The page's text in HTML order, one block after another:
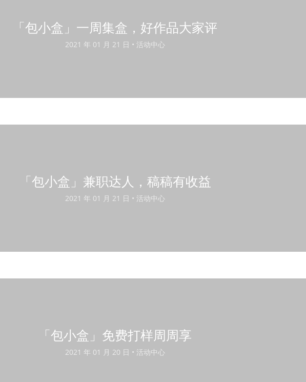
「包小盒」一周集盒，好作品大家评
2021 年 01 月 21 日 • 活动中心
「包小盒」兼职达人，稿稿有收益
2021 年 01 月 21 日 • 活动中心
「包小盒」免费打样周周享
2021 年 01 月 20 日 • 活动中心